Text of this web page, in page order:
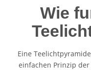
Wie
Eine
einfachen Prinzip der